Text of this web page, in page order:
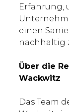
Erfahrung,
einen
nachhaltig
Über die
Wackwitz
Das Team